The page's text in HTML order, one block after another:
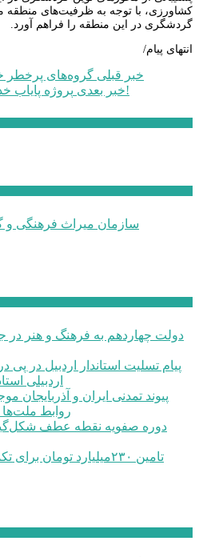
کشاورزی، با توجه به ظرفیت‌های منطقه
گردشگری در این منطقه را فراهم آورد.
انتهای پیام/
خبر قبلی گروه‌های پرخطر
خبر بعدیپروژه پایاب خدا آفرین در انتظار تامین اعتبار!
سازمان میراث فرهنگی و
دولت چهاردهم به فرهنگ و هنر در
پیام تسلیت استاندار اردبیل در
اردبیلی
پیوند تمدنی ایران و آذربایجان
روابط
دوره صفویه نقطه عطف
تامین ۲۳۰میلیارد تومان برای تکمیل تالار شهر اردبیل